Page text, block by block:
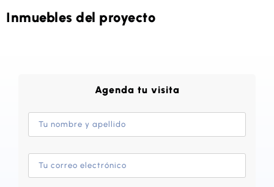
Inmuebles del proyecto
Agenda tu visita